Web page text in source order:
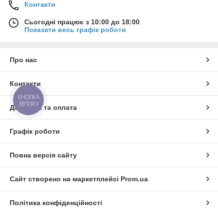
Контакти
Сьогодні працює з 10:00 до 18:00
Показати весь графік роботи
Про нас
Контакти
Доставка та оплата
Графік роботи
Повна версія сайту
Сайт створено на маркетплейсі Prom.ua
Політика конфіденційності
КНОПКА
ЗВ'ЯЗКУ